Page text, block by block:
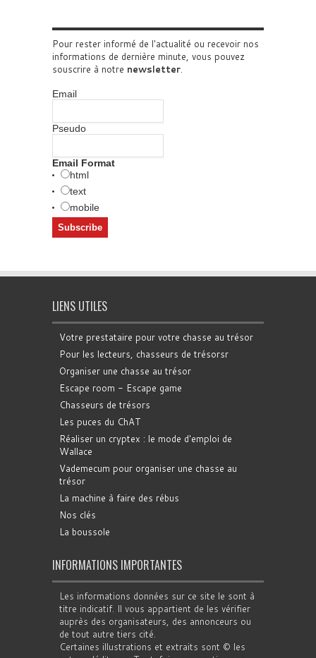
Pour rester informé de l'actualité ou recevoir nos
informations de dernière minute, vous pouvez
souscrire à notre newsletter.
Email
Pseudo
Email Format
html
text
mobile
LIENS UTILES
Votre prestataire pour votre chasse au trésor
Pour les lecteurs, chasseurs de trésorsr
Organiser une chasse au trésor
Escape room - Escape game
Chasseurs de trésors
Les puces du ChAT
Réaliser un cryptex : le mode d'emploi de
Wallace
Vademecum pour organiser une chasse au
trésor
La machine à faire des rébus
Nos clés
La boussole
INFORMATIONS IMPORTANTES
Les informations données sur ce site le sont à
titre indicatif. Il vous appartient de les vérifier
auprès des organisateurs, des annonceurs ou
de tout autre tiers cité.
Certaines illustrations et extraits sont © les